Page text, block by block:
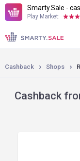
Smarty.Sale -
Play Market:
TERMS OF USE
PLUGINS
Cashback Shops
Cashback